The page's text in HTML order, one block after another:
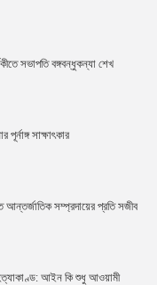
সভাপতি বঙ্গবন্ধুকন্যা শেখ
সাক্ষাৎকার
আন্তর্জাতিক সম্প্রদায়ের প্রতি সজীব
আইন কি শুধু আওয়ামী